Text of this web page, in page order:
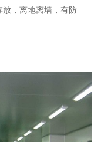
，离地离墙，有防